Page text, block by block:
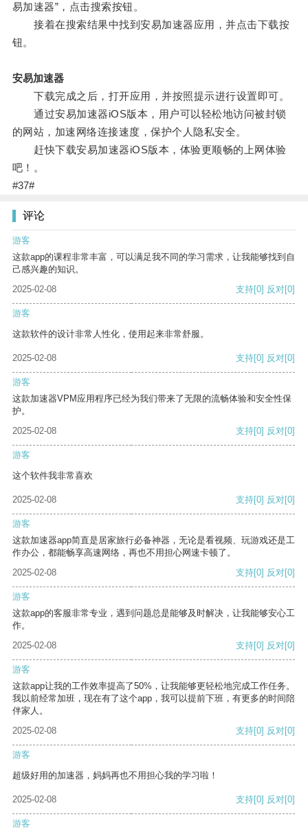
易加速器”，点击搜索按钮。
接着在搜索结果中找到安易加速器应用，并点击下载按
钮。
安易加速器
下载完成之后，打开应用，并按照提示进行设置即可。
通过安易加速器iOS版本，用户可以轻松地访问被封锁
的网站，加速网络连接速度，保护个人隐私安全。
赶快下载安易加速器iOS版本，体验更顺畅的上网体验
吧！。
#37#
评论
游客
这款app的课程非常丰富，可以满足我不同的学习需求，让我能够找到自
己感兴趣的知识。
2025-02-08
支持[0] 反对[0]
游客
这款软件的设计非常人性化，使用起来非常舒服。
2025-02-08 支持[0] 反对[0]
游客
这款加速器VPM应用程序已经为我们带来了无限的流畅体验和安全性保
护。
2025-02-08
支持[0] 反对[0]
游客
这个软件我非常喜欢
2025-02-08 支持[0] 反对[0]
游客
这款加速器app简直是居家旅行必备神器，无论是看视频、玩游戏还是工
作办公，都能畅享高速网络，再也不用担心网速卡顿了。
2025-02-08
支持[0] 反对[0]
游客
这款app的客服非常专业，遇到问题总是能够及时解决，让我能够安心工
作。
2025-02-08
支持[0] 反对[0]
游客
这款app让我的工作效率提高了50%，让我能够更轻松地完成工作任务。
我以前经常加班，现在有了这个app，我可以提前下班，有更多的时间陪
伴家人。
2025-02-08
支持[0] 反对[0]
游客
超级好用的加速器，妈妈再也不用担心我的学习啦！
2025-02-08 支持[0] 反对[0]
游客